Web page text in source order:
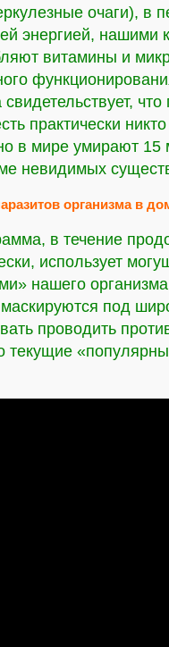
очаги), в
энергией,
витамины и
практически
в мире умирают
невидимых
организма в
в течение
использует
нашего
под
проводить
текущие